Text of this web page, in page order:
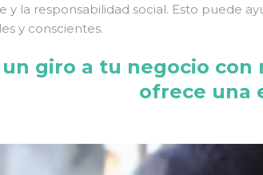
y la responsabilidad social. Esto puede
y conscientes.
un giro a tu negocio
ofrece una